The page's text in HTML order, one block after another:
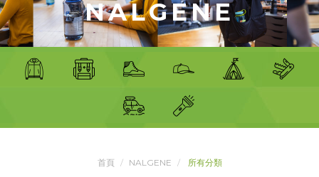
NALGENE
首頁 NALGENE 所有分類